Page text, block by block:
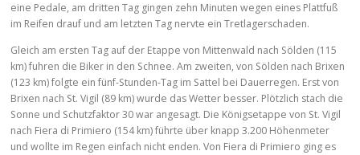
eine Pedale, am dritten Tag gingen zehn Minuten wegen eines Plattfuß
im Reifen drauf und am letzten Tag nervte ein Tretlagerschaden.
Gleich am ersten Tag auf der Etappe von Mittenwald nach Sölden (115
km) fuhren die Biker in den Schnee. Am zweiten, von Sölden nach Brixen
(123 km) folgte ein fünf-Stunden-Tag im Sattel bei Dauerregen. Erst von
Brixen nach St. Vigil (89 km) wurde das Wetter besser. Plötzlich stach die
Sonne und Schutzfaktor 30 war angesagt. Die Königsetappe von St. Vigil
nach Fiera di Primiero (154 km) führte über knapp 3.200 Höhenmeter
und wollte im Regen einfach nicht enden. Von Fiera di Primiero ging es